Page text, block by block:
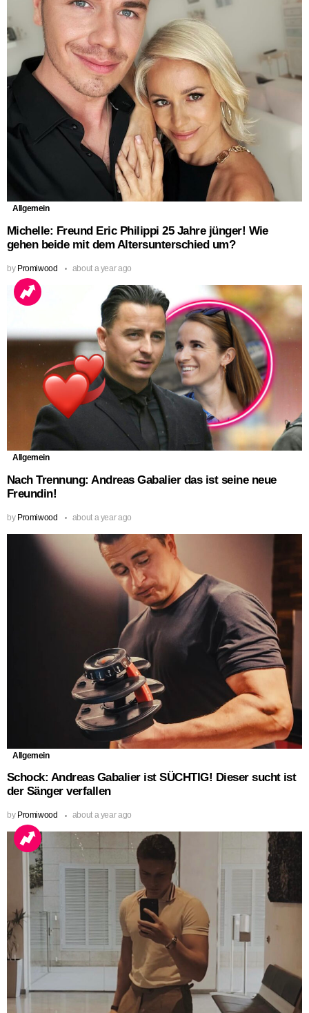
Allgemein
Michelle: Freund Eric Philippi 25 Jahre jünger! Wie
gehen beide mit dem Altersunterschied um?
by Promiwood about a year ago
Allgemein
Nach Trennung: Andreas Gabalier das ist seine neue
Freundin!
by Promiwood about a year ago
Allgemein
Schock: Andreas Gabalier ist SÜCHTIG! Dieser sucht ist
der Sänger verfallen
by Promiwood about a year ago